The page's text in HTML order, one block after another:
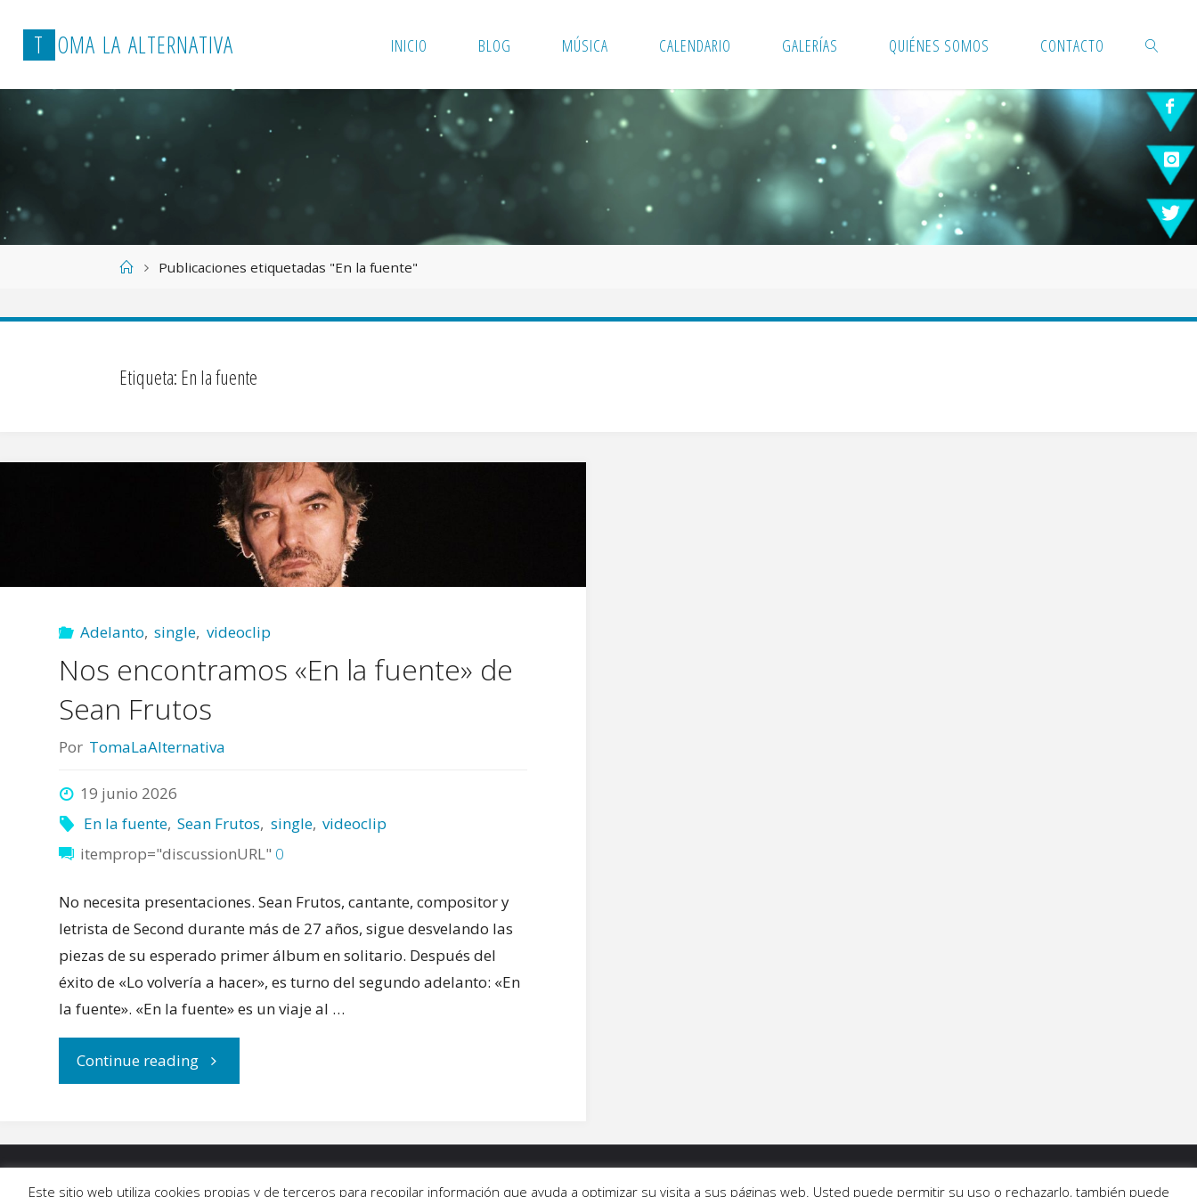
T OMA LA ALTERNATIVA INICIO BLOG MÚSICA CALENDARIO GALERÍAS QUIÉNES SOMOS CONTACTO
BUSCAR
Página
Inicio
Publicaciones etiquetadas "En la fuente"
Etiqueta: En la fuente
Adelanto, single, videoclip
Nos encontramos «En la fuente» de
Sean Frutos
Por TomaLaAlternativa
19 junio 2026
En la fuente, Sean Frutos, single, videoclip
itemprop="discussionURL" 0
No necesita presentaciones. Sean Frutos, cantante, compositor y
letrista de Second durante más de 27 años, sigue desvelando las
piezas de su esperado primer álbum en solitario. Después del
éxito de «Lo volvería a hacer», es turno del segundo adelanto: «En
la fuente». «En la fuente» es un viaje al …
Continue reading"Nos
«En
INICIO | BLOG | MÚSICA | CALENDARIO | GALERÍAS | QUIÉNES SOMOS | CONTACTO
Este sitio web utiliza cookies propias y de terceros para recopilar información que ayuda a optimizar su visita a sus páginas web. Usted puede permitir su uso o rechazarlo, también puede